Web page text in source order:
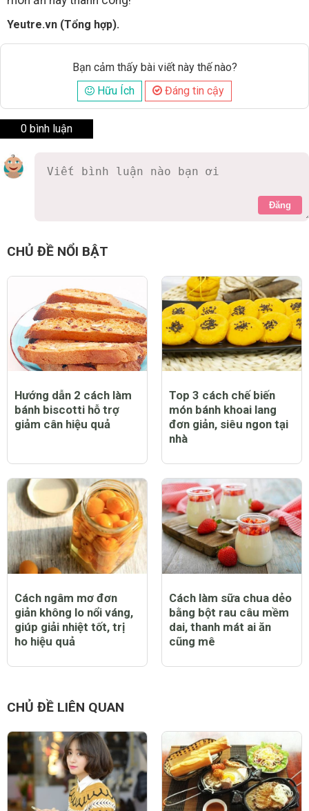
Yeutre.vn (Tổng hợp).
Bạn cảm thấy bài viết này thế nào?
Hữu Ích
Đáng tin cậy
0 bình luận
Đăng
CHỦ ĐỀ NỔI BẬT
Hướng dẫn 2 cách làm
bánh biscotti hỗ trợ
giảm cân hiệu quả
Top 3 cách chế biến
món bánh khoai lang
đơn giản, siêu ngon tại
nhà
Cách ngâm mơ đơn
giản không lo nổi váng,
giúp giải nhiệt tốt, trị
ho hiệu quả
Cách làm sữa chua dẻo
bằng bột rau câu mềm
dai, thanh mát ai ăn
cũng mê
CHỦ ĐỀ LIÊN QUAN